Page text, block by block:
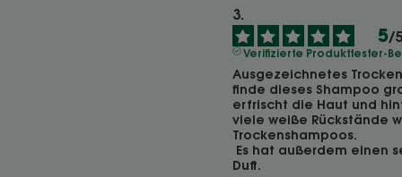
5/5
Verifizierte Produkttester-
Ausgezeichnetes
finde dieses Shampoo
erfrischt die Haut und
viele weiße Rückstände
Trockenshampoos.
Duft.